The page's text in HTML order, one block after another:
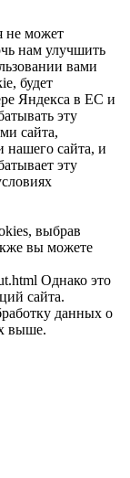
не может
нам улучшить
вами
будет
Яндекса в ЕС и
эту
сайта,
нашего сайта, и
эту
выбрав
вы можете
Однако это
сайта.
данных о
выше.